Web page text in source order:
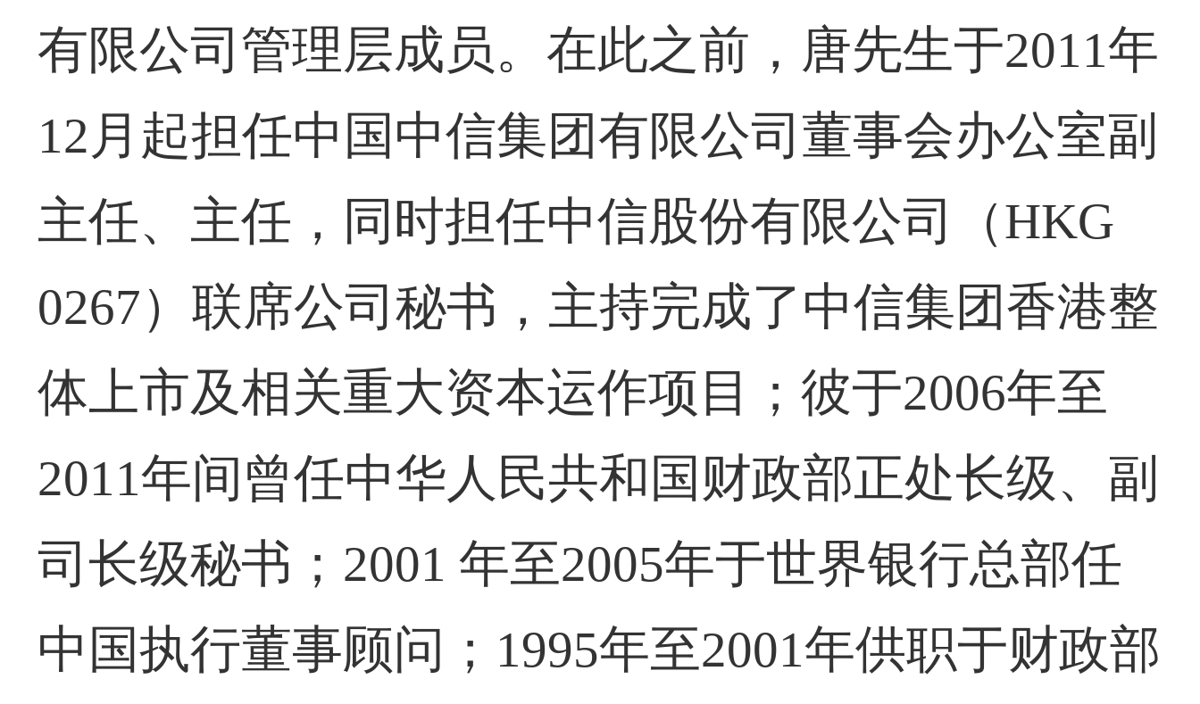
有限公司管理层成员。在此之前，唐先生于2011年
12月起担任中国中信集团有限公司董事会办公室副
主任、主任，同时担任中信股份有限公司（HKG
0267）联席公司秘书，主持完成了中信集团香港整
体上市及相关重大资本运作项目；彼于2006年至
2011年间曾任中华人民共和国财政部正处长级、副
司长级秘书；2001 年至2005年于世界银行总部任
中国执行董事顾问；1995年至2001年供职于财政部